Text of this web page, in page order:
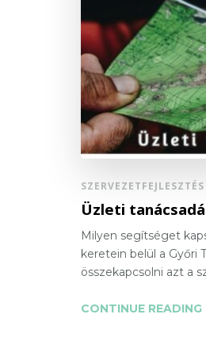
SZERVEZETFEJLESZTÉS
Üzleti
Milyen segítséget
keretein belül a Győri
összekapcsolni azt a
CONTINUE READING